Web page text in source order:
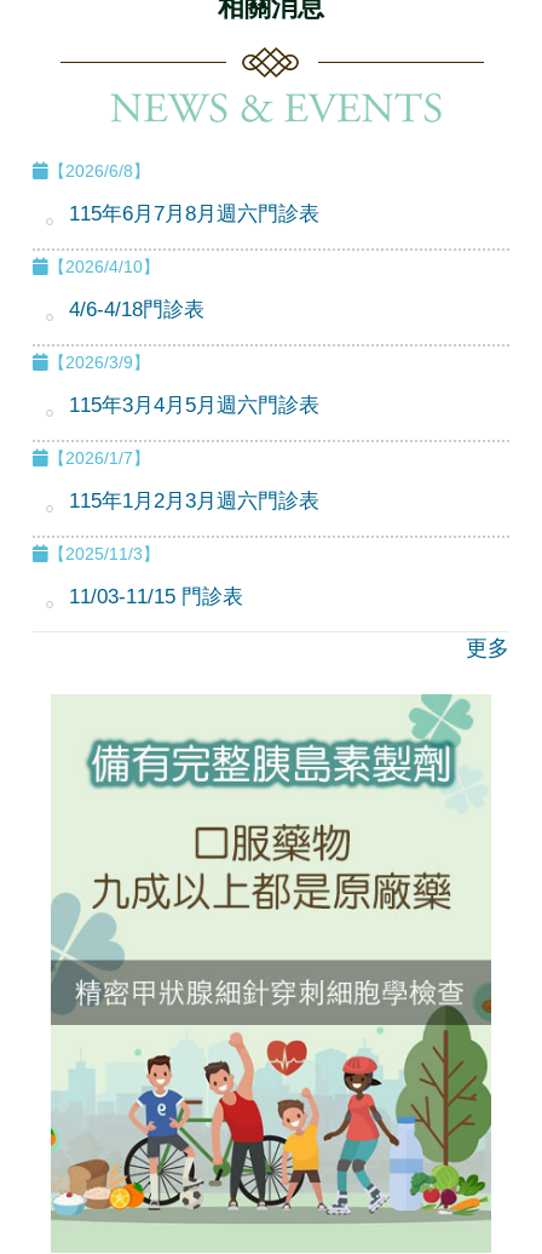
相關消息
【2026/6/8】
115年6月7月8月週六門診表
【2026/4/10】
4/6-4/18門診表
【2026/3/9】
115年3月4月5月週六門診表
【2026/1/7】
115年1月2月3月週六門診表
【2025/11/3】
11/03-11/15 門診表
更多